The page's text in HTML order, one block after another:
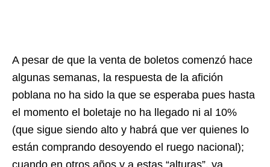
A pesar de que la venta de boletos comenzó hace
algunas semanas, la respuesta de la afición
poblana no ha sido la que se esperaba pues hasta
el momento el boletaje no ha llegado ni al 10%
(que sigue siendo alto y habrá que ver quienes lo
están comprando desoyendo el ruego nacional);
cuando en otros años y a estas “alturas”, ya